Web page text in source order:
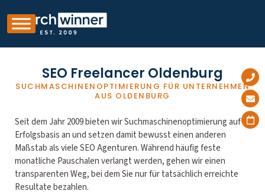
SEO Freelancer Oldenburg
SUCHMASCHINENOPTIMIERUNG FÜR UNTERNEHMEN
AUS OLDENBURG
Seit dem Jahr 2009 bieten wir Suchmaschinenoptimierung auf
Erfolgsbasis an und setzen damit bewusst einen anderen
Maßstab als viele SEO Agenturen. Während häufig feste
monatliche Pauschalen verlangt werden, gehen wir einen
transparenten Weg, bei dem Sie nur für tatsächlich erreichte
Resultate bezahlen.